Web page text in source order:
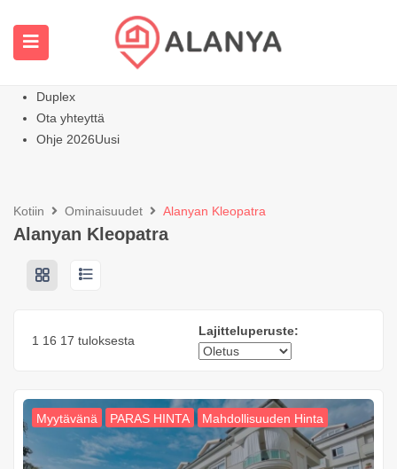
Kaikki ominaisuudet
Kuuma
Duplex
Ota yhteyttä
Ohje 2026Uusi
Kotiin Ominaisuudet Alanyan Kleopatra
Alanyan Kleopatra
1 16 17 tuloksesta
Lajitteluperuste:
Myytävänä PARAS HINTA Mahdollisuuden Hinta